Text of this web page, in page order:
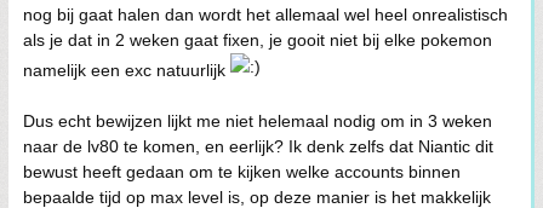
nog bij gaat halen dan wordt het allemaal wel heel onrealistisch
als je dat in 2 weken gaat fixen, je gooit niet bij elke pokemon
namelijk een exc natuurlijk
Dus echt bewijzen lijkt me niet helemaal nodig om in 3 weken
naar de lv80 te komen, en eerlijk? Ik denk zelfs dat Niantic dit
bewust heeft gedaan om te kijken welke accounts binnen
bepaalde tijd op max level is, op deze manier is het makkelijk